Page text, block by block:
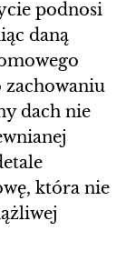
podnosi
daną
dach nie
która nie